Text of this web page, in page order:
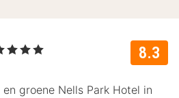
8.3
Sterren
groene Nells Park Hotel in